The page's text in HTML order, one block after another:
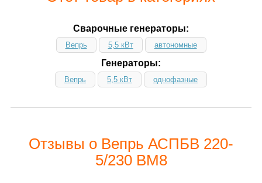
Сварочные генераторы:
Вепрь 5,5 кВт автономные
Генераторы:
Вепрь 5,5 кВт однофазные
Отзывы о Вепрь АСПБВ 220-
5/230 ВМ8